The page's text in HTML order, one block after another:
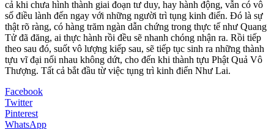
cả khi chưa hình thành giai đoạn tư duy, hay hành động, vẫn có vô
số điều lành đến ngay với những người trì tụng kinh điển. Đó là sự
thật rõ ràng, có hàng trăm ngàn dẫn chứng trong thực tế như Quang
Tử đã đăng, ai thực hành rồi đều sẽ nhanh chóng nhận ra. Rồi tiếp
theo sau đó, suốt vô lượng kiếp sau, sẽ tiếp tục sinh ra những thành
tựu vĩ đại nối nhau không dứt, cho đến khi thành tựu Phật Quả Vô
Thượng. Tất cả bắt đầu từ việc tụng trì kinh điển Như Lai.
Facebook
Twitter
Pinterest
WhatsApp